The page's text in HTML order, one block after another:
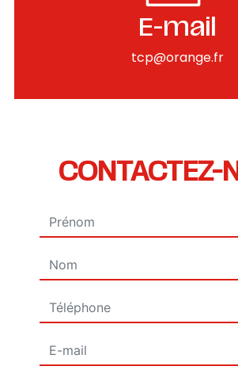
E-mail
tcp@orange.fr
CONTACTEZ-